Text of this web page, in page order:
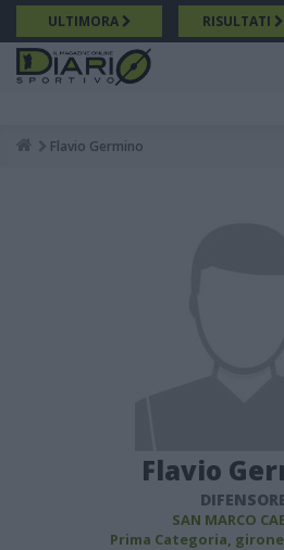
Salta
al
contenuto
principale
ULTIMORA RISULTATI
Breadcrumb
Flavio Germino
Flavio
SAN MARCO
Prima Categoria,